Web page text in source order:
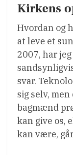
Kirkens
Hvordan og
at leve et
2007, har
svar.
sig selv,
bagmænd
kan give os,
kan være,